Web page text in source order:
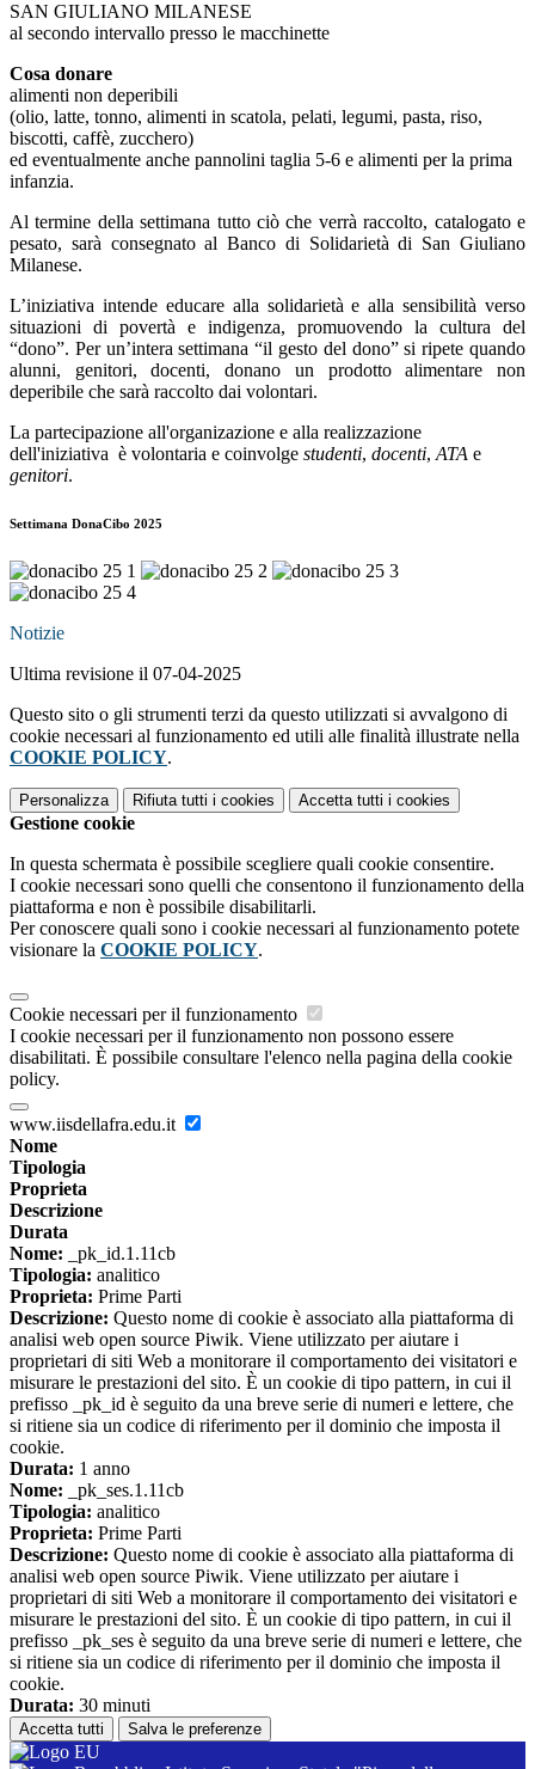
SAN GIULIANO MILANESE
al secondo intervallo presso le macchinette
Cosa donare
alimenti non deperibili
(olio, latte, tonno, alimenti in scatola, pelati, legumi, pasta, riso,
biscotti, caffè, zucchero)
ed eventualmente anche pannolini taglia 5-6 e alimenti per la prima
infanzia.
Al termine della settimana tutto ciò che verrà raccolto, catalogato e
pesato, sarà consegnato al Banco di Solidarietà di San Giuliano
Milanese.
L’iniziativa intende educare alla solidarietà e alla sensibilità verso
situazioni di povertà e indigenza, promuovendo la cultura del
“dono”. Per un’intera settimana “il gesto del dono” si ripete quando
alunni, genitori, docenti, donano un prodotto alimentare non
deperibile che sarà raccolto dai volontari.
La partecipazione all'organizazione e alla realizzazione
dell'iniziativa è volontaria e coinvolge studenti, docenti, ATA e
genitori.
Settimana DonaCibo 2025
Notizie
Ultima revisione il 07-04-2025
Questo sito o gli strumenti terzi da questo utilizzati si avvalgono di
cookie necessari al funzionamento ed utili alle finalità illustrate nella
COOKIE POLICY.
Personalizza Rifiuta tutti i cookies Accetta tutti i cookies
Gestione cookie
In questa schermata è possibile scegliere quali cookie consentire.
I cookie necessari sono quelli che consentono il funzionamento della
piattaforma e non è possibile disabilitarli.
Per conoscere quali sono i cookie necessari al funzionamento potete
visionare la COOKIE POLICY.
Cookie necessari per il funzionamento
I cookie necessari per il funzionamento non possono essere
disabilitati. È possibile consultare l'elenco nella pagina della cookie
policy.
www.iisdellafra.edu.it
Nome
Tipologia
Proprieta
Descrizione
Durata
Nome: _pk_id.1.11cb
Tipologia: analitico
Proprieta: Prime Parti
Descrizione: Questo nome di cookie è associato alla piattaforma di
analisi web open source Piwik. Viene utilizzato per aiutare i
proprietari di siti Web a monitorare il comportamento dei visitatori e
misurare le prestazioni del sito. È un cookie di tipo pattern, in cui il
prefisso _pk_id è seguito da una breve serie di numeri e lettere, che
si ritiene sia un codice di riferimento per il dominio che imposta il
cookie.
Durata: 1 anno
Nome: _pk_ses.1.11cb
Tipologia: analitico
Proprieta: Prime Parti
Descrizione: Questo nome di cookie è associato alla piattaforma di
analisi web open source Piwik. Viene utilizzato per aiutare i
proprietari di siti Web a monitorare il comportamento dei visitatori e
misurare le prestazioni del sito. È un cookie di tipo pattern, in cui il
prefisso _pk_ses è seguito da una breve serie di numeri e lettere, che
si ritiene sia un codice di riferimento per il dominio che imposta il
cookie.
Durata: 30 minuti
Accetta tutti Salva le preferenze